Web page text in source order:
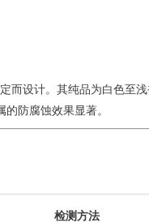
而设计。其纯品为白色至
防腐蚀效果显著。
检测方法